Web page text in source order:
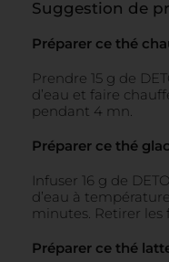
Suggestion de
Préparer ce thé
Prendre 15 g de
d’eau et faire
pendant 4 mn.
Préparer ce thé
Infuser 16 g de
d’eau à
minutes. Retirer les
Préparer ce thé